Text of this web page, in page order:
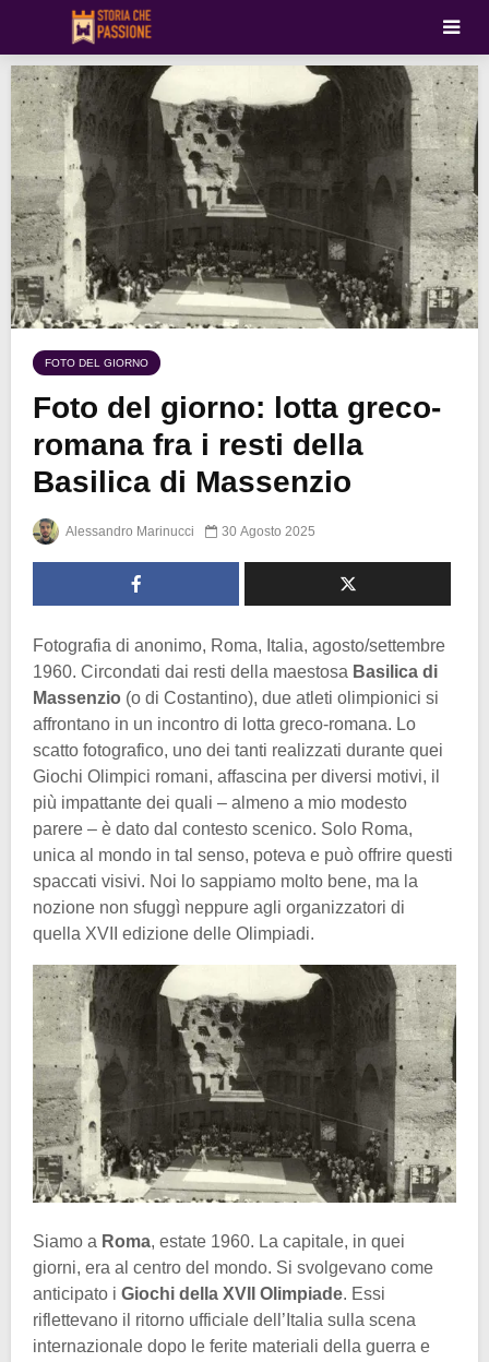
FOTO DEL GIORNO
Foto del giorno: lotta greco-
romana fra i resti della
Basilica di Massenzio
Alessandro Marinucci 30 Agosto 2025
Fotografia di anonimo, Roma, Italia, agosto/settembre
1960. Circondati dai resti della maestosa Basilica di
Massenzio (o di Costantino), due atleti olimpionici si
affrontano in un incontro di lotta greco-romana. Lo
scatto fotografico, uno dei tanti realizzati durante quei
Giochi Olimpici romani, affascina per diversi motivi, il
più impattante dei quali – almeno a mio modesto
parere – è dato dal contesto scenico. Solo Roma,
unica al mondo in tal senso, poteva e può offrire questi
spaccati visivi. Noi lo sappiamo molto bene, ma la
nozione non sfuggì neppure agli organizzatori di
quella XVII edizione delle Olimpiadi.
Siamo a Roma, estate 1960. La capitale, in quei
giorni, era al centro del mondo. Si svolgevano come
anticipato i Giochi della XVII Olimpiade. Essi
riflettevano il ritorno ufficiale dell’Italia sulla scena
internazionale dopo le ferite materiali della guerra e